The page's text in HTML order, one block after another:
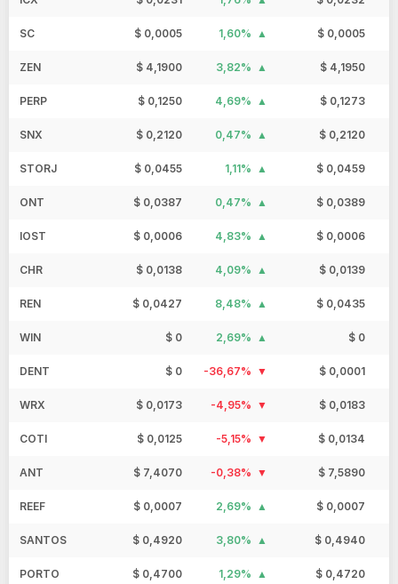
SC $ 0,0005 1,60% $ 0,0005
ZEN $ 4,1900 3,82% $ 4,1950
PERP $ 0,1250 4,69% $ 0,1273
SNX $ 0,2120 0,47% $ 0,2120
STORJ $ 0,0455 1,11% $ 0,0459
ONT $ 0,0387 0,47% $ 0,0389
IOST $ 0,0006 4,83% $ 0,0006
CHR $ 0,0138 4,09% $ 0,0139
REN $ 0,0427 8,48% $ 0,0435
WIN $ 0 2,69% $ 0
DENT $ 0 -36,67% $ 0,0001
WRX $ 0,0173 -4,95% $ 0,0183
COTI $ 0,0125 -5,15% $ 0,0134
ANT $ 7,4070 -0,38% $ 7,5890
REEF $ 0,0007 2,69% $ 0,0007
SANTOS $ 0,4920 3,80% $ 0,4940
PORTO $ 0,4700 1,29% $ 0,4720